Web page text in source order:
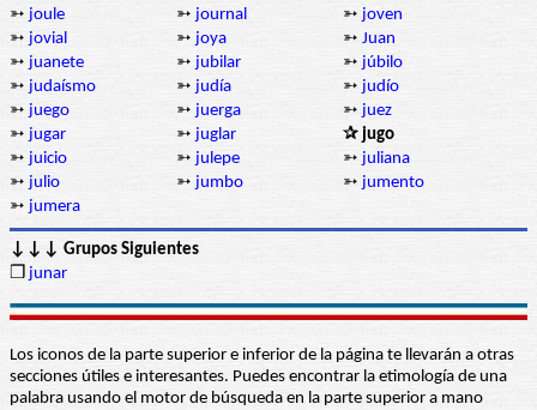
➳ joule ➳ journal ➳ joven
➳ jovial ➳ joya ➳ Juan
➳ juanete ➳ jubilar ➳ júbilo
➳ judaísmo ➳ judía ➳ judío
➳ juego ➳ juerga ➳ juez
➳ jugar ➳ juglar
✰ jugo
➳ juicio ➳ julepe ➳ juliana
➳ julio ➳ jumbo ➳ jumento
➳ jumera
↓↓↓ Grupos Siguientes
❒ junar
Los iconos de la parte superior e inferior de la página te llevarán a otras
secciones útiles e interesantes. Puedes encontrar la etimología de una
palabra usando el motor de búsqueda en la parte superior a mano